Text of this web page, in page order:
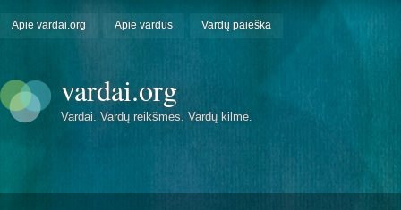
Apie vardai.org Apie vardus Vardų paieška
vardai.org
Vardai. Vardų reikšmės. Vardų kilmė.